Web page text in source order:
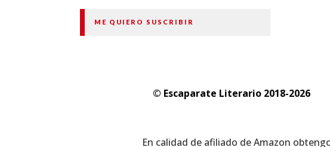
ME QUIERO SUSCRIBIR
© Escaparate Literario 2018-2026
En calidad de afiliado de Amazon